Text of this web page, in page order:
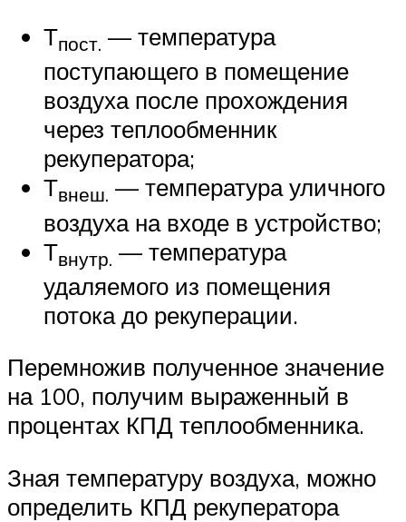
Тпост. — температура
поступающего в помещение
воздуха после прохождения
через теплообменник
рекуператора;
Твнеш. — температура уличного
воздуха на входе в устройство;
Твнутр. — температура
удаляемого из помещения
потока до рекуперации.
Перемножив полученное значение
на 100, получим выраженный в
процентах КПД теплообменника.
Зная температуру воздуха, можно
определить КПД рекуператора